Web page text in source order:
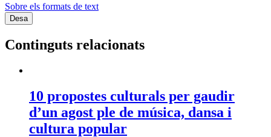
Sobre els formats de text
Continguts relacionats
10 propostes culturals per gaudir
d’un agost ple de música, dansa i
cultura popular